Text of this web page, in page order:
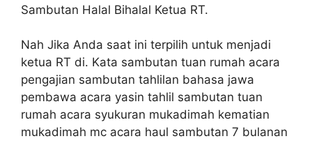
Sambutan Halal Bihalal Ketua RT.
Nah Jika Anda saat ini terpilih untuk menjadi
ketua RT di. Kata sambutan tuan rumah acara
pengajian sambutan tahlilan bahasa jawa
pembawa acara yasin tahlil sambutan tuan
rumah acara syukuran mukadimah kematian
mukadimah mc acara haul sambutan 7 bulanan